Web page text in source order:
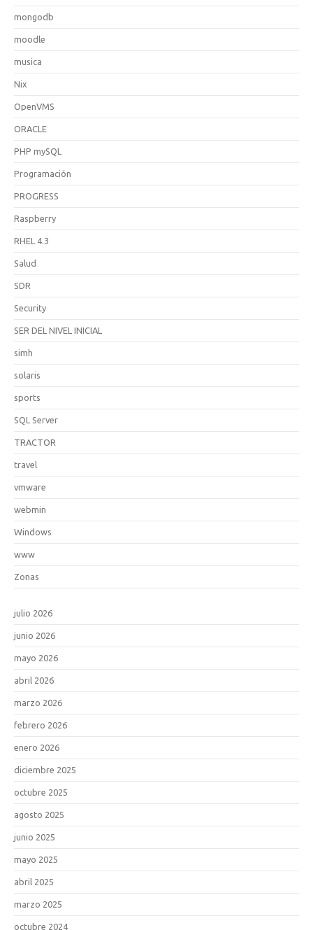
mongodb
moodle
musica
Nix
OpenVMS
ORACLE
PHP mySQL
Programación
PROGRESS
Raspberry
RHEL 4.3
Salud
SDR
Security
SER DEL NIVEL INICIAL
simh
solaris
sports
SQL Server
TRACTOR
travel
vmware
webmin
Windows
www
Zonas
julio 2026
junio 2026
mayo 2026
abril 2026
marzo 2026
febrero 2026
enero 2026
diciembre 2025
octubre 2025
agosto 2025
junio 2025
mayo 2025
abril 2025
marzo 2025
octubre 2024